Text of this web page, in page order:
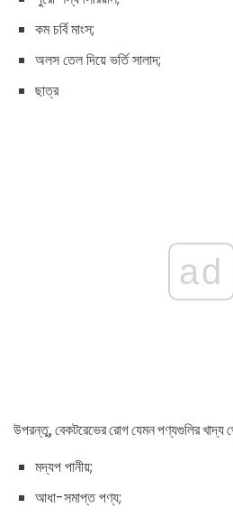
কম চর্বি মাংস;
অলস তেল দিয়ে ভর্তি সালাদ;
ছাত্র
ad
উপরন্তু, বেকটরেভের রোগ যেমন পণ্যগুলির খাদ্য
মদ্যপ পানীয়;
আধা-সমাপ্ত পণ্য;